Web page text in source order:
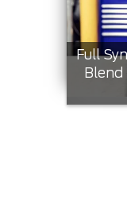
Full